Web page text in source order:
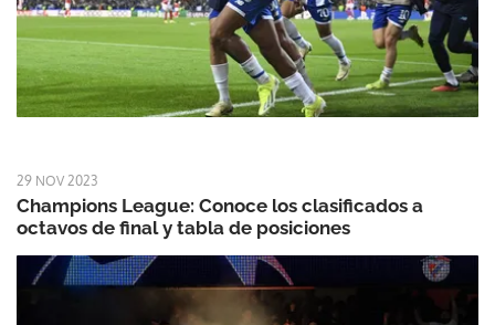
29 NOV 2023
Champions League: Conoce los clasificados a
octavos de final y tabla de posiciones